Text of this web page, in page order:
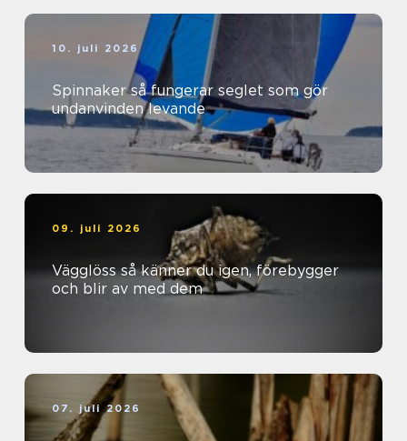
10. juli 2026
Spinnaker så fungerar seglet som gör
undanvinden levande
09. juli 2026
Vägglöss så känner du igen, förebygger
och blir av med dem
07. juli 2026